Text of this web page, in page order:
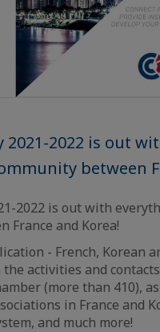
2021-2022 is out
between
2022 is out with
France and Korea!
- French, Korean
activities and
(more than 410),
in France and
and much more!